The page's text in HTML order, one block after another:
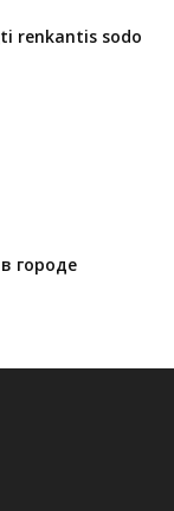
renkantis sodo
городе